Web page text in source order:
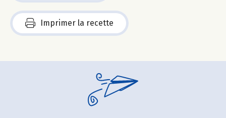
Imprimer la recette